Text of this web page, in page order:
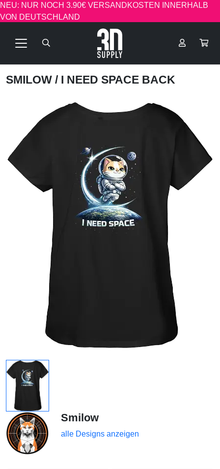
NEU: NUR NOCH 3.90€ VERSANDKOSTEN INNERHALB
VON DEUTSCHLAND
SMILOW / I NEED SPACE BACK
Smilow
alle Designs anzeigen